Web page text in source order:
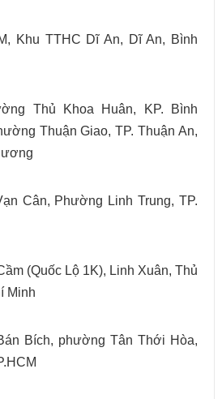
Khu TTHC Dĩ An, Dĩ An, Bình
Thủ Khoa Huân, KP. Bình
Thuận Giao, TP. Thuận An,
Cân, Phường Linh Trung, TP.
(Quốc Lộ 1K), Linh Xuân, Thủ
Minh
Bích, phường Tân Thới Hòa,